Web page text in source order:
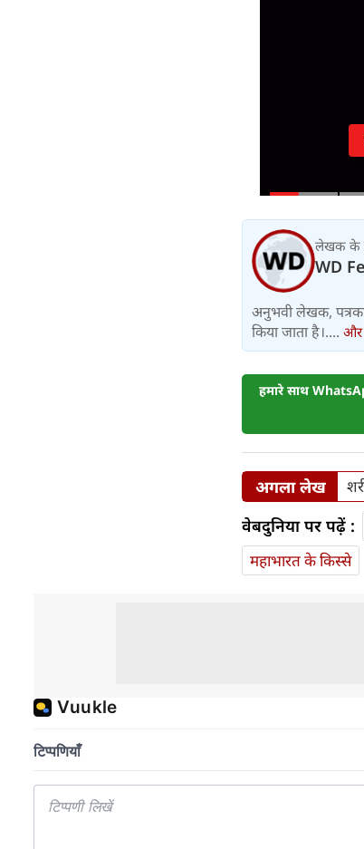
लेखक के
WD
अनुभवी लेखक,
किया जाता है।.... और
हमारे साथ
अगला लेख
वेबदुनिया पर पढ़ें :
महाभारत के किस्से